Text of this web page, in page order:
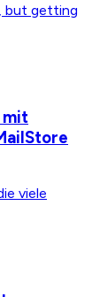
but getting
mit
viele